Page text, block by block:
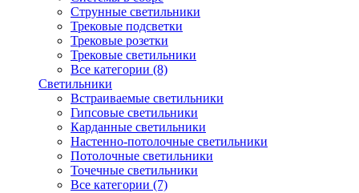
Струнные светильники
Трековые подсветки
Трековые розетки
Трековые светильники
Все категории (8)
Светильники
Встраиваемые светильники
Гипсовые светильники
Карданные светильники
Настенно-потолочные светильники
Потолочные светильники
Точечные светильники
Все категории (7)